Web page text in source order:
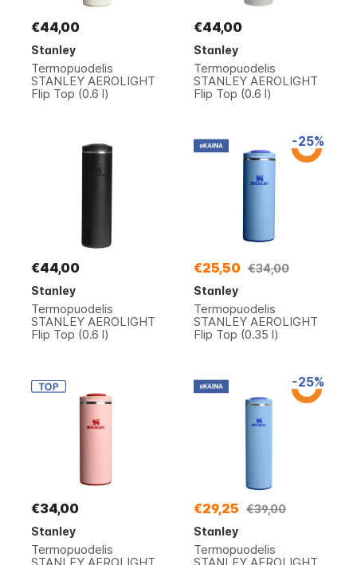
€44,00
Stanley
Termopuodelis
STANLEY AEROLIGHT
Flip Top (0.6 l)
€44,00
Stanley
Termopuodelis
STANLEY AEROLIGHT
Flip Top (0.6 l)
€44,00
Stanley
Termopuodelis
STANLEY AEROLIGHT
Flip Top (0.6 l)
-25%
€25,50 €34,00
Stanley
Termopuodelis
STANLEY AEROLIGHT
Flip Top (0.35 l)
€34,00
Stanley
Termopuodelis
-25%
€29,25 €39,00
Stanley
Termopuodelis